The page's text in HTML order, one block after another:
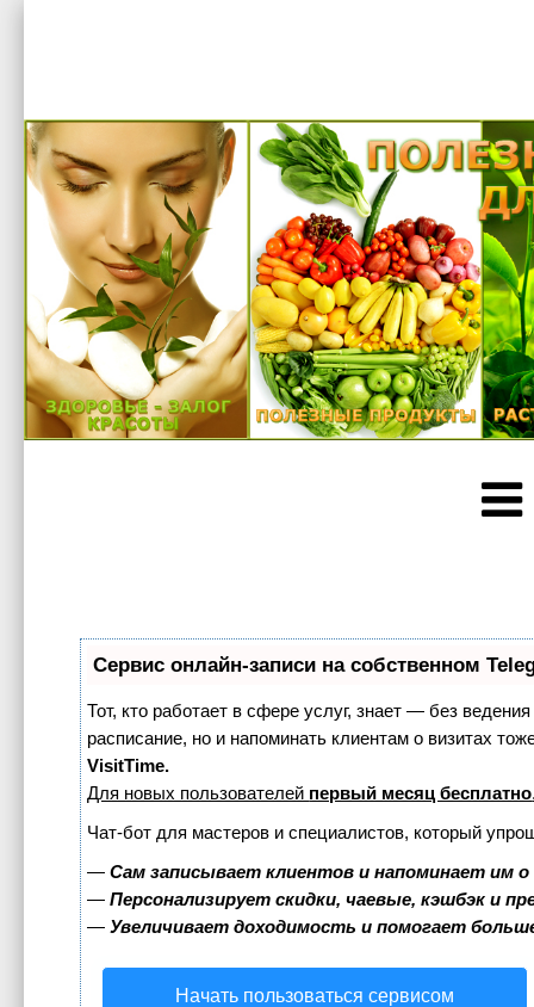
Сервис онлайн-записи на собственном
Тот, кто работает в сфере услуг, знает — без
расписание, но и напоминать клиентам о визитах
VisitTime.
Для новых пользователей первый месяц бесплатно
Чат-бот для мастеров и специалистов, который
—Сам записывает клиентов и напоминает им
—Персонализирует скидки, чаевые, кэшбэк и
—Увеличивает доходимость и помогает
Начать пользоваться сервисом